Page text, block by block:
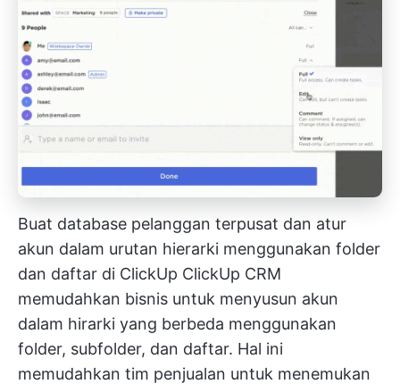
Buat database pelanggan terpusat dan atur
akun dalam urutan hierarki menggunakan folder
dan daftar di ClickUp ClickUp CRM
memudahkan bisnis untuk menyusun akun
dalam hirarki yang berbeda menggunakan
folder, subfolder, dan daftar. Hal ini
memudahkan tim penjualan untuk menemukan